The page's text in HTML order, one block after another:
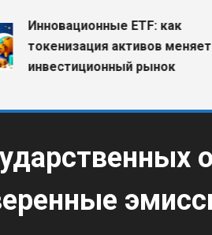
ETF: как
активов меняет
рынок